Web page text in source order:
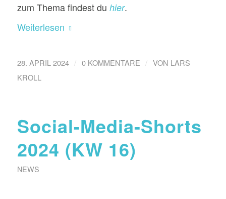
zum Thema findest du hier.
Weiterlesen
28. APRIL 2024 / 0 KOMMENTARE / VON LARS
KROLL
Social-Media-Shorts
2024 (KW 16)
NEWS